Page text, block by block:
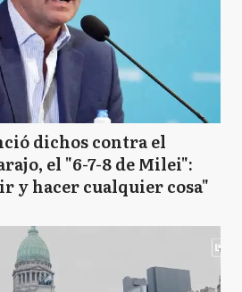
dichos contra el
el "6-7-8 de Milei":
y hacer cualquier cosa"